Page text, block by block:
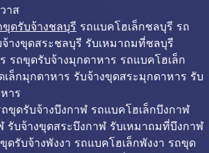
าส
ขุดรับจ้างชลบุรี รถแบคโฮเล็กชลบุรี รถ
างขุดสระชลบุรี รับเหมาถมที่ชลบุรี
รถขุดรับจ้างมุกดาหาร รถแบคโฮเล็ก
ล็กมุกดาหาร รับจ้างขุดสระมุกดาหาร รับ
าร
ขุดรับจ้างบึงกาฬ รถแบคโฮเล็กบึงกาฬ
รับจ้างขุดสระบึงกาฬ รับเหมาถมที่บึงกาฬ
ดรับจ้างพังงา รถแบคโฮเล็กพังงา รถขุด